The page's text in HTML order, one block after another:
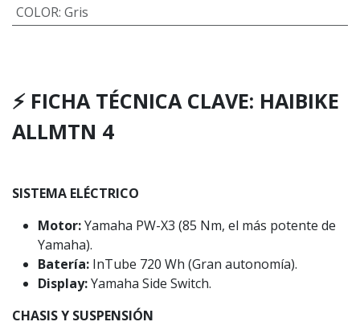
COLOR: Gris
⚡ FICHA TÉCNICA CLAVE: HAIBIKE
ALLMTN 4
SISTEMA ELÉCTRICO
Motor:Yamaha PW-X3 (85 Nm, el más potente de
Yamaha).
Batería: InTube 720 Wh (Gran autonomía).
Display:Yamaha Side Switch.
CHASIS Y SUSPENSIÓN